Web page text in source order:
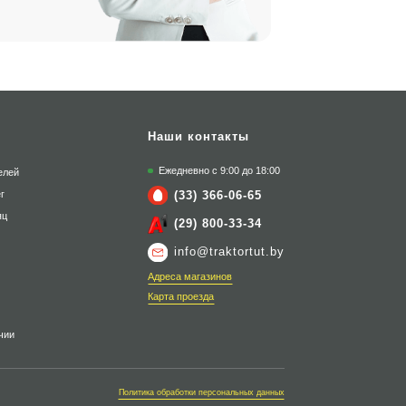
Наши контакты
Ежедневно с 9:00 до 18:00
(33) 366-06-65
(29) 800-33-34
info@traktortut.by
Адреса магазинов
Карта проезда
Политика обработки персональных данных